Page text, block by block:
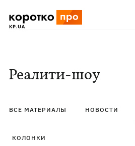
Реалити-шоу
ВСЕ МАТЕРИАЛЫ НОВОСТИ
КОЛОНКИ